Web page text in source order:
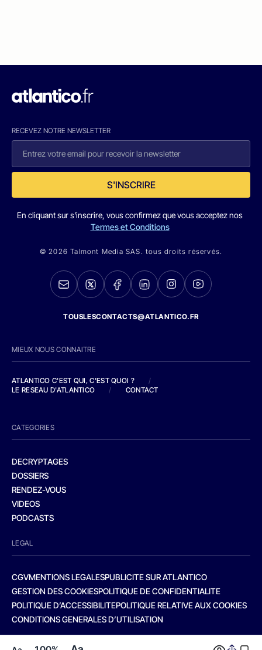
RECEVEZ NOTRE NEWSLETTER
S'INSCRIRE
En cliquant sur s'inscrire, vous confirmez que vous acceptez nos
Termes et Conditions
© 2026 Talmont Media SAS. tous droits réservés.
TOUSLESCONTACTS@ATLANTICO.FR
MIEUX NOUS CONNAITRE
ATLANTICO C'EST QUI, C'EST QUOI ?
/
LE RESEAU D'ATLANTICO
/ CONTACT
CATEGORIES
DECRYPTAGES
DOSSIERS
RENDEZ-VOUS
VIDEOS
PODCASTS
LEGAL
CGVMENTIONS LEGALESPUBLICITE SUR ATLANTICO
GESTION DES COOKIESPOLITIQUE DE CONFIDENTIALITE
POLITIQUE D’ACCESSIBILITEPOLITIQUE RELATIVE AUX COOKIES
CONDITIONS GENERALES D’UTILISATION